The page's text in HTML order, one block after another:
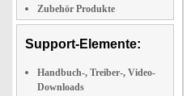
Zubehör Produkte
Support-Elemente:
Handbuch-, Treiber-, Video-
Downloads